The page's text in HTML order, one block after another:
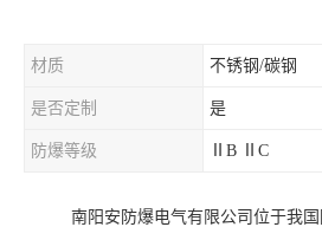
材质 不锈钢/碳钢
是否定制 是
防爆等级 ⅡB ⅡC
南阳安防爆电气有限公司位于我